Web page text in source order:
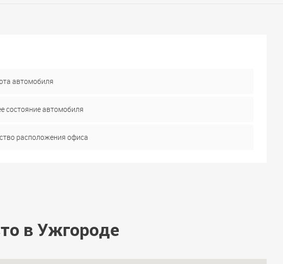
автомобиля
состояние автомобиля
расположения офиса
в Ужгороде